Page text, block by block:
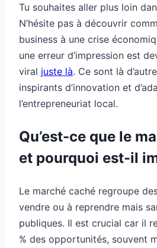
Tu souhaites aller plus loin
N’hésite pas à découvrir
business à une crise
une erreur d’impression est
viral juste là. Ce sont là
inspirants d’innovation et
l’entrepreneuriat local.
Qu’est-ce que le
et pourquoi est-il
Le marché caché regroupe
vendre ou à reprendre mais
publiques. Il est crucial car il
% des opportunités, souvent